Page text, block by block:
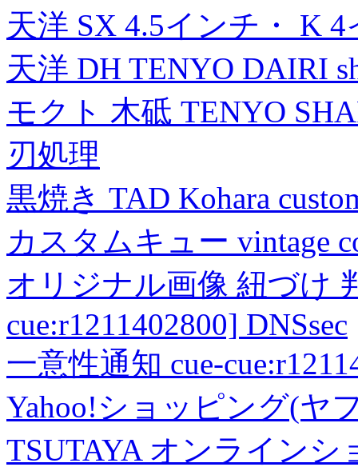
天洋 SX 4.5インチ・ K
天洋 DH TENYO DAIRI
モクト 木砥 TENYO
刃処理
黒焼き TAD Kohara
カスタムキュー vintage
オリジナル画像 紐づけ
cue:r1211402800] DNSsec
一意性通知 cue-
Yahoo!ショッピング(ヤ
TSUTAYA オンラインシ